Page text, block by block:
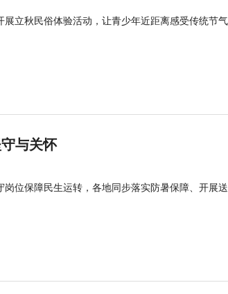
展立秋民俗体验活动，让青少年近距离感受传统节
与关怀
位保障民生运转，各地同步落实防暑保障、开展